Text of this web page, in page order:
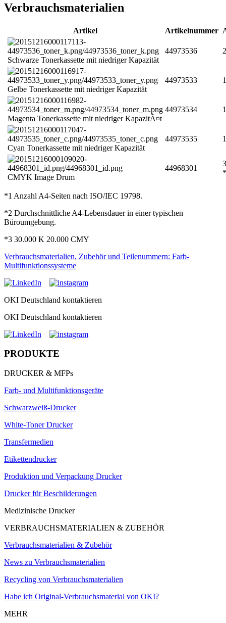
Verbrauchsmaterialien
Artikel Artikelnummer
Schwarze Tonerkassette mit niedriger Kapazität
44973536
Gelbe Tonerkassette mit niedriger Kapazität
44973533
Magenta Tonerkassette mit niedriger KapazitÃ¤t
44973534
Cyan Tonerkassette mit niedriger Kapazität
44973535
CMYK Image Drum
44968301
*1 Anzahl A4-Seiten nach ISO/IEC 19798.
*2 Durchschnittliche A4-Lebensdauer in einer typischen
Büroumgebung.
*3 30.000 K 20.000 CMY
Verbrauchsmaterialien, Zubehör und Teilenummern: Farb-
Multifunktionssysteme
OKI Deutschland kontaktieren
OKI Deutschland kontaktieren
PRODUKTE
DRUCKER & MFPs
Farb- und Multifunktionsgeräte
Schwarzweiß-Drucker
White-Toner Drucker
Transfermedien
Etikettendrucker
Produktion und Verpackung Drucker
Drucker für Beschilderungen
Medizinische Drucker
VERBRAUCHSMATERIALIEN & ZUBEHÖR
Verbrauchsmaterialien & Zubehör
News zu Verbrauchsmaterialien
Recycling von Verbrauchsmaterialien
Habe ich Original-Verbrauchsmaterial von OKI?
MEHR